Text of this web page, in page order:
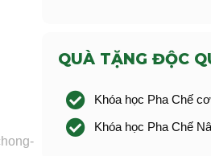
QUÀ TẶNG ĐỘC
Khóa học Pha Chế
Khóa học Pha Chế